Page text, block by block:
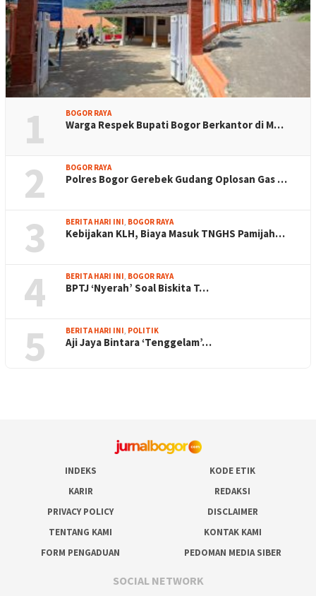
1 BOGOR RAYA
Warga Respek Bupati Bogor Berkantor di M…
2 BOGOR RAYA
Polres Bogor Gerebek Gudang Oplosan Gas …
3 BERITA HARI INI, BOGOR RAYA
Kebijakan KLH, Biaya Masuk TNGHS Pamijah…
4 BERITA HARI INI, BOGOR RAYA
BPTJ ‘Nyerah’ Soal Biskita T…
5 BERITA HARI INI, POLITIK
Aji Jaya Bintara ‘Tenggelam’…
INDEKS
KODE ETIK
KARIR
REDAKSI
PRIVACY POLICY
DISCLAIMER
TENTANG KAMI
KONTAK KAMI
FORM PENGADUAN
PEDOMAN MEDIA SIBER
SOCIAL NETWORK